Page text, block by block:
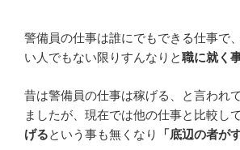
警備員の仕事は誰にでもできる仕事で、
い人でもない限りすんなりと職に就く
昔は警備員の仕事は稼げる、と言われ
ましたが、現在では他の仕事と比較し
げるという事も無くなり 「底辺の者が